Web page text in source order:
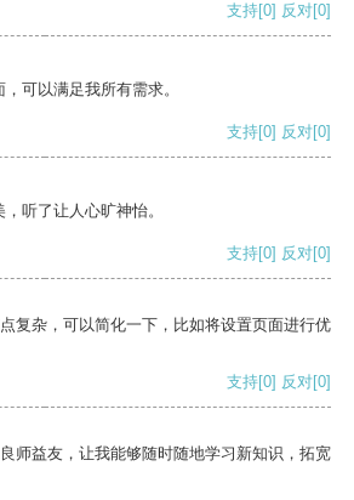
支持[0] 反对[0]
可以满足我所有需求。
支持[0] 反对[0]
听了让人心旷神怡。
支持[0] 反对[0]
复杂，可以简化一下，比如将设置页面进行优
支持[0] 反对[0]
师益友，让我能够随时随地学习新知识，拓宽